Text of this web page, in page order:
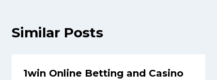
Similar Posts
1win Online Betting and Casino